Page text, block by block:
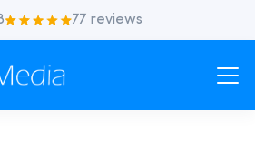
77 reviews